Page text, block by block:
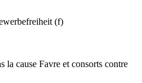
(f)
la cause Favre et consorts contre